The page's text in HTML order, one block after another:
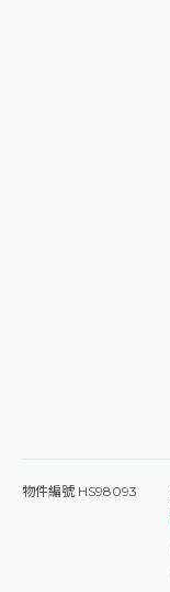
物件編號 HS98093